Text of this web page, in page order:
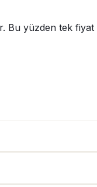
Bu yüzden tek